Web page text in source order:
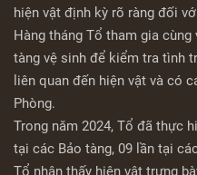
hiện vật định kỳ rõ ràng đối
Hàng tháng Tổ tham gia
tàng vệ sinh để kiểm tra tình
liên quan đến hiện vật và có
Phòng.
Trong năm 2024, Tổ đã thực
tại các Bảo tàng, 09 lần tại
Tổ nhận thấy hiện vật trưng